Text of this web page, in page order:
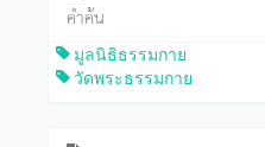
คำค้น
มูลนิธิธรรมกาย
วัดพระธรรมกาย